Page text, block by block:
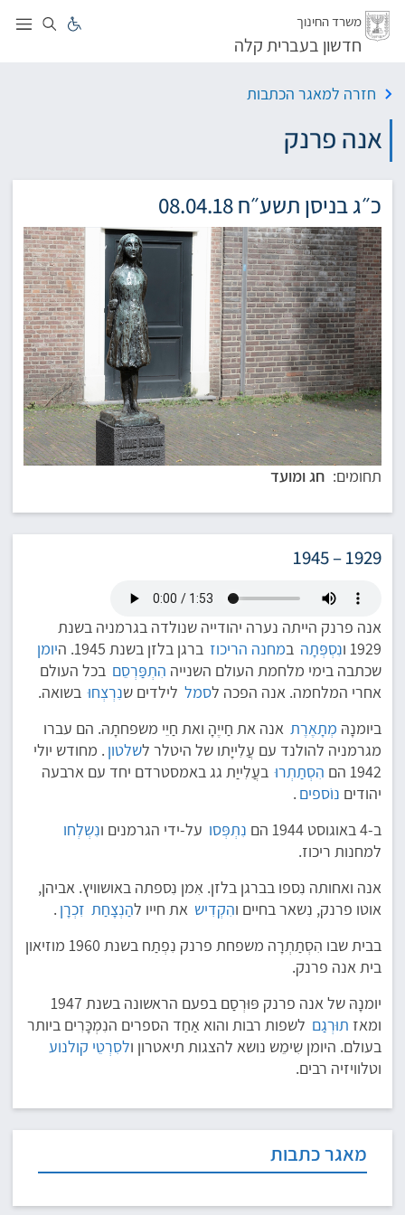
דלג
משרד החינוך
חדשון בעברית קלה
מאגר כתבות
חזרה למאגר הכתבות
אנה פרנק
כ״ג בניסן תשע״ח 08.04.18
תחומים: חג ומועד
1929 – 1945
אנה פרנק הייתה נערה יהודייה שנולדה בגרמניה בשנת
1929 ו נִסְפְּתָה במחנה הריכוז ברגן בלזן בשנת 1945. ה
יומן
שכתבה בימי מלחמת העולם השנייה הִתְפַּרְסֵם בכל העולם
אחרי המלחמה. אנה הפכה לסמל לילדים שנִרְצְחוּ בשואה.
ביומנָהּ מְתָאֶרֶת אנה את חַייֶהָ ואת חַיֵי משפחתָהּ. הם עברו
מגרמניה להולנד עם עֲלִייָתו של היטלר לשלטון . מחודש יולי
1942 הם
הִסְתַתְרוּ בעֲלִייַת גג באמסטרדם יחד עם ארבעה
יהודים נוֹספים .
ב-4 באוגוסט 1944 הם
נִתְפְּסו על-ידי הגרמנים ונִשְלְחו
למחנות ריכוז.
אנה ואחותה נִספו בברגן בלזן. אִמן נִספתה באושוויץ. אביהן,
אוטו פרנק, נִשאר בחיים והִקְדִיש את חייו להַנְצָחַת זִכְרָן .
בבית שבו הִסְתַתְרָה משפחת פרנק נִפְתַח בשנת 1960 מוזיאון
בית אנה פרנק.
יומנָהּ של אנה פרנק פּוּרְסַם בפעם הראשונה בשנת 1947
ומאז תוּרְגַם לשפות רבות והוא אַחַד הספרים הנִמְכָּרִים ביותר
בעולם. היומן שִימֵש נושא להצגות תיאטרון ולסִרְטֵי קולנוע
וטלוויזיה רבים.